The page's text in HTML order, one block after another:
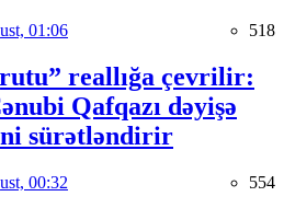
01:06 518
reallığa çevrilir:
Qafqazı dəyişə
sürətləndirir
00:32 554